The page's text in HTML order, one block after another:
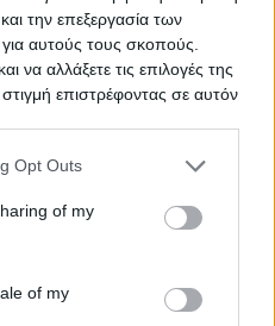
την επεξεργασία των
αυτούς τους σκοπούς.
να αλλάξετε τις επιλογές της
επιστρέφοντας σε αυτόν
uses one or more Google
behaviour. You may click to
and its third-party tags to
purposes in below Google
Opt Outs
of my
of my
μηχανών
οργάνου
ινοποίησης